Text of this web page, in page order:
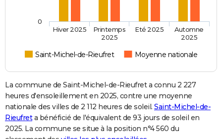
Saint-Michel-de-Rieufret Moyenne nationale
Hiver 2025
Printemps
2025
Eté 2025
Automne
2025
0
La commune de Saint-Michel-de-Rieufret a connu 2 227
heures d'ensoleillement en 2025, contre une moyenne
nationale des villes de 2 112 heures de soleil. Saint-Michel-de-
Rieufreta bénéficié de l'équivalent de 93 jours de soleil en
2025. La commune se situe à la position n°4 560 du